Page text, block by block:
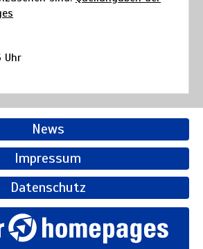
Uhr
News
Impressum
Datenschutz